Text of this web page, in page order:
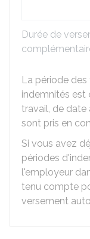
Durée de
La période
indemnités est
travail, de date
sont pris en
Si vous avez
périodes
l'employeur
tenu compte
versement